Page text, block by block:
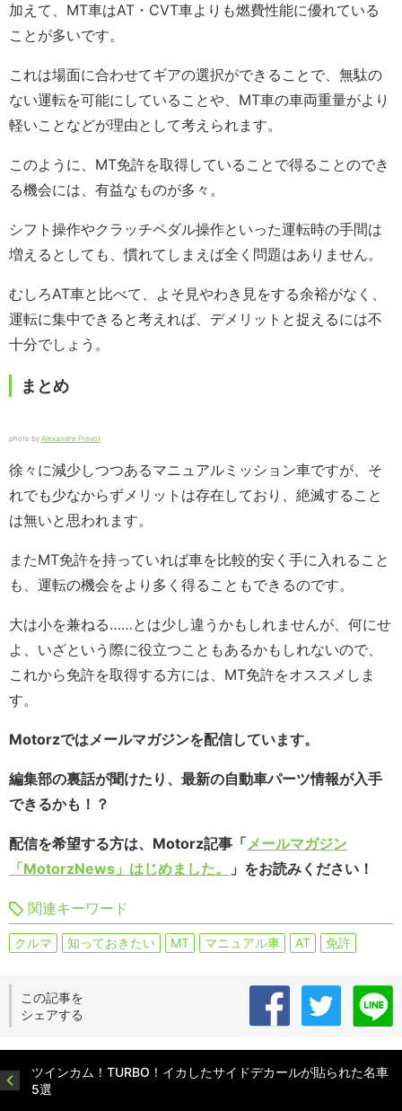
加えて、MT車はAT・CVT車よりも燃費性能に優れている
ことが多いです。
これは場面に合わせてギアの選択ができることで、無駄の
ない運転を可能にしていることや、MT車の車両重量がより
軽いことなどが理由として考えられます。
このように、MT免許を取得していることで得ることのでき
る機会には、有益なものが多々。
シフト操作やクラッチペダル操作といった運転時の手間は
増えるとしても、慣れてしまえば全く問題はありません。
むしろAT車と比べて、よそ見やわき見をする余裕がなく、
運転に集中できると考えれば、デメリットと捉えるには不
十分でしょう。
まとめ
photo by Alexandre Prevot
徐々に減少しつつあるマニュアルミッション車ですが、そ
れでも少なからずメリットは存在しており、絶滅すること
は無いと思われます。
またMT免許を持っていれば車を比較的安く手に入れること
も、運転の機会をより多く得ることもできるのです。
大は小を兼ねる……とは少し違うかもしれませんが、何にせ
よ、いざという際に役立つこともあるかもしれないので、
これから免許を取得する方には、MT免許をオススメしま
す。
Motorzではメールマガジンを配信しています。
編集部の裏話が聞けたり、最新の自動車パーツ情報が入手
できるかも！？
配信を希望する方は、Motorz記事「メールマガジン
「MotorzNews」はじめました。
」をお読みください！
関連キーワード
クルマ 知っておきたい MT マニュアル車 AT 免許
この記事を
シェアする
ツインカム！TURBO！イカしたサイドデカールが貼られた名車
5選